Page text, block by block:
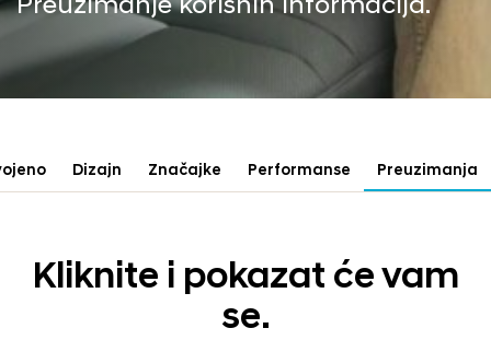
Preuzimanje korisnih informacija.
Dizajn Značajke Performanse Preuzimanja
Kliknite i pokazat će vam
se.